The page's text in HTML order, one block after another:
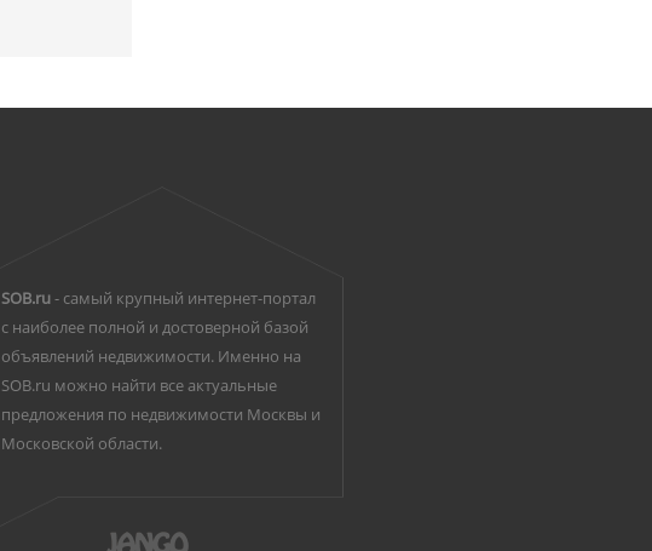
SOB.ru- самый крупный интернет-портал
с наиболее полной и достоверной базой
объявлений недвижимости. Именно на
SOB.ru можно найти все актуальные
предложения по недвижимости Москвы и
Московской области.